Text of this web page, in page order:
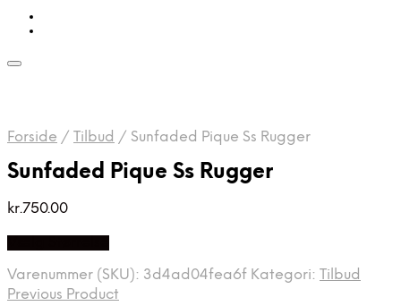
Forside / Tilbud / Sunfaded Pique Ss Rugger
Sunfaded Pique Ss Rugger
kr.750.00
Varenummer (SKU): 3d4ad04fea6f Kategori: Tilbud
Previous Product